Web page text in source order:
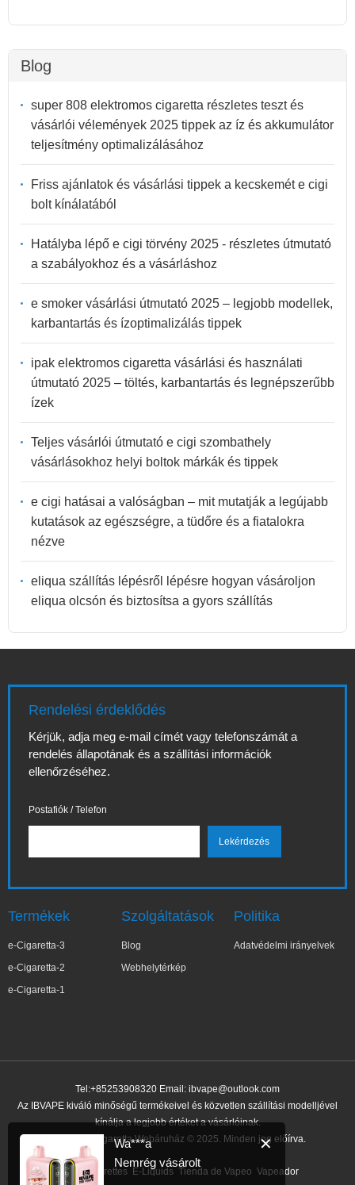
Blog
super 808 elektromos cigaretta részletes teszt és
vásárlói vélemények 2025 tippek az íz és akkumulátor
teljesítmény optimalizálásához
Friss ajánlatok és vásárlási tippek a kecskemét e cigi
bolt kínálatából
Hatályba lépő e cigi törvény 2025 - részletes útmutató
a szabályokhoz és a vásárláshoz
e smoker vásárlási útmutató 2025 – legjobb modellek,
karbantartás és ízoptimalizálás tippek
ipak elektromos cigaretta vásárlási és használati
útmutató 2025 – töltés, karbantartás és legnépszerűbb
ízek
Teljes vásárlói útmutató e cigi szombathely
vásárlásokhoz helyi boltok márkák és tippek
e cigi hatásai a valóságban – mit mutatják a legújabb
kutatások az egészségre, a tüdőre és a fiatalokra
nézve
eliqua szállítás lépésről lépésre hogyan vásároljon
eliqua olcsón és biztosítsa a gyors szállítás
Rendelési érdeklődés
Kérjük, adja meg e-mail címét vagy telefonszámát a
rendelés állapotának és a szállítási információk
ellenőrzéséhez.
Postafiók / Telefon
Termékek
e-Cigaretta-3
e-Cigaretta-2
e-Cigaretta-1
Szolgáltatások
Blog
Webhelytérkép
Politika
Adatvédelmi irányelvek
Tel:+85253908320 Email: ibvape@outlook.com
Az IBVAPE kiváló minőségű termékeivel és közvetlen szállítási modelljével
kínálja a legjobb értéket a vásárlóinak.
IBVAPE E-cigaretta Webáruház © 2025. Minden jog előírva.
Link: e-cigarettes E-Liquids Tienda de Vapeo Vapeador
✕
Wa***a
Nemrég vásárolt